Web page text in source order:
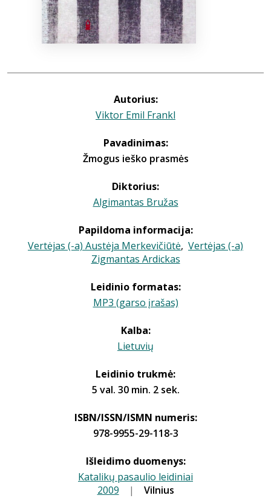
Autorius:
Viktor Emil Frankl
Pavadinimas:
Žmogus ieško prasmės
Diktorius:
Algimantas Bružas
Papildoma informacija:
Vertėjas (-a) Austėja Merkevičiūtė, Vertėjas (-a)
Zigmantas Ardickas
Leidinio formatas:
MP3 (garso įrašas)
Kalba:
Lietuvių
Leidinio trukmė:
5 val. 30 min. 2 sek.
ISBN/ISSN/ISMN numeris:
978-9955-29-118-3
Išleidimo duomenys:
Katalikų pasaulio leidiniai
2009 | Vilnius